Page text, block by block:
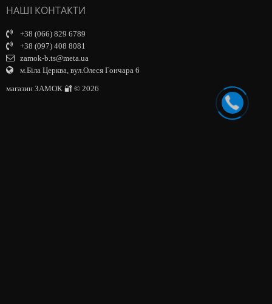
НАШІ КОНТАКТИ
+38 (066) 829 6789
+38 (097) 408 8081
zamok-b.ts@meta.ua
м.Біла Церква, вул.Олеся Гончара 6
магазин ЗАМОК 🔐 © 2026